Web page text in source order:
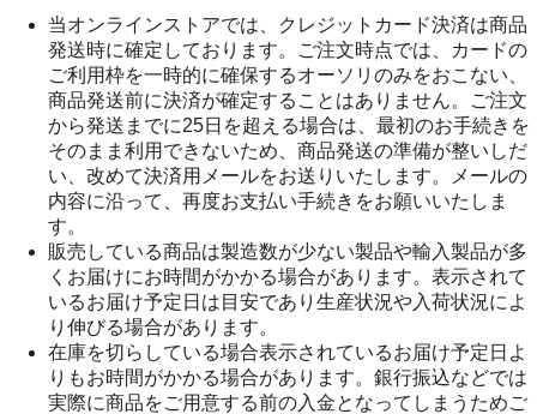
当オンラインストアでは、クレジットカード決済は商品
発送時に確定しております。ご注文時点では、カードの
ご利用枠を一時的に確保するオーソリのみをおこない、
商品発送前に決済が確定することはありません。ご注文
から発送までに25日を超える場合は、最初のお手続きを
そのまま利用できないため、商品発送の準備が整いしだ
い、改めて決済用メールをお送りいたします。メールの
内容に沿って、再度お支払い手続きをお願いいたしま
す。
販売している商品は製造数が少ない製品や輸入製品が多
くお届けにお時間がかかる場合があります。表示されて
いるお届け予定日は目安であり生産状況や入荷状況によ
り伸びる場合があります。
在庫を切らしている場合表示されているお届け予定日よ
りもお時間がかかる場合があります。銀行振込などでは
実際に商品をご用意する前の入金となってしまうためご